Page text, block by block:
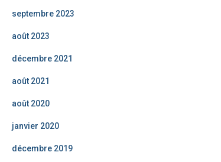
septembre 2023
août 2023
décembre 2021
août 2021
août 2020
janvier 2020
décembre 2019